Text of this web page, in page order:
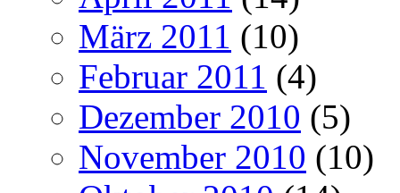
März 2011 (10)
Februar 2011 (4)
Dezember 2010 (5)
November 2010 (10)